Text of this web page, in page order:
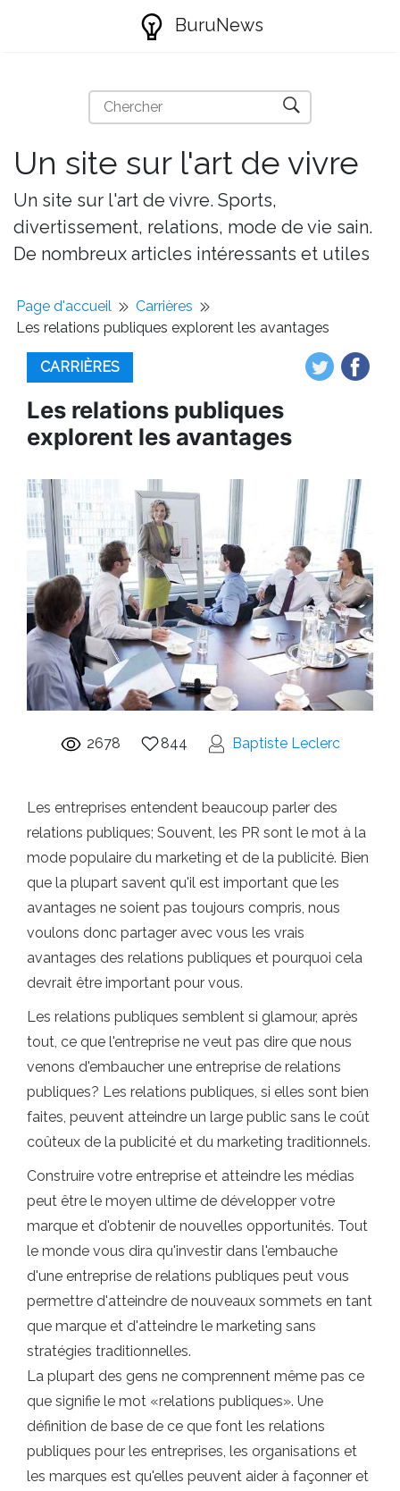
BuruNews
Un site sur l'art de vivre
Un site sur l'art de vivre. Sports,
divertissement, relations, mode de vie sain.
De nombreux articles intéressants et utiles
Page d'accueil
Carrières
Les relations publiques explorent les avantages
CARRIÈRES
Les relations publiques
explorent les avantages
2678 844 Baptiste Leclerc
Les entreprises entendent beaucoup parler des
relations publiques; Souvent, les PR sont le mot à la
mode populaire du marketing et de la publicité. Bien
que la plupart savent qu'il est important que les
avantages ne soient pas toujours compris, nous
voulons donc partager avec vous les vrais
avantages des relations publiques et pourquoi cela
devrait être important pour vous.
Les relations publiques semblent si glamour, après
tout, ce que l'entreprise ne veut pas dire que nous
venons d'embaucher une entreprise de relations
publiques? Les relations publiques, si elles sont bien
faites, peuvent atteindre un large public sans le coût
coûteux de la publicité et du marketing traditionnels.
Construire votre entreprise et atteindre les médias
peut être le moyen ultime de développer votre
marque et d'obtenir de nouvelles opportunités. Tout
le monde vous dira qu'investir dans l'embauche
d'une entreprise de relations publiques peut vous
permettre d'atteindre de nouveaux sommets en tant
que marque et d'atteindre le marketing sans
stratégies traditionnelles.
La plupart des gens ne comprennent même pas ce
que signifie le mot «relations publiques». Une
définition de base de ce que font les relations
publiques pour les entreprises, les organisations et
les marques est qu'elles peuvent aider à façonner et